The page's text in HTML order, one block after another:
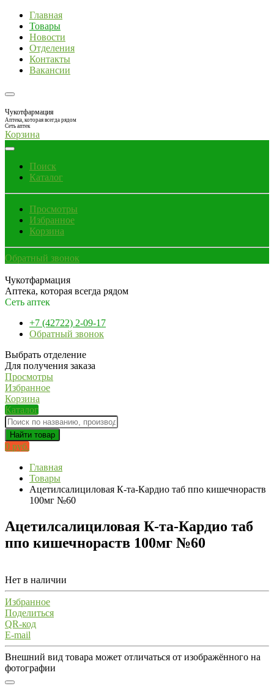
Главная
Товары
Новости
Отделения
Контакты
Вакансии
Чукотфармация
Аптека, которая всегда рядом
Сеть аптек
Корзина
Поиск
Каталог
Просмотры
Избранное
Корзина
Обратный звонок
Чукотфармация
Аптека, которая всегда рядом
Сеть аптек
+7 (42722) 2-09-17
Обратный звонок
Выбрать отделение
Для получения заказа
Просмотры
Избранное
Корзина
Каталог
Найти товар
0 руб.
Главная
Товары
Ацетилсалициловая К-та-Кардио таб ппо кишечнораств
100мг №60
Ацетилсалициловая К-та-Кардио таб
ппо кишечнораств 100мг №60
Нет в наличии
Избранное
Поделиться
QR-код
E-mail
Внешний вид товара может отличаться от изображённого на
фотографии